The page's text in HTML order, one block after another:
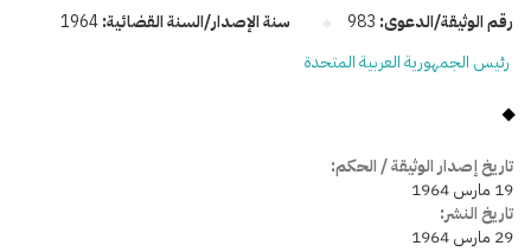
رقم الوثيقة/الدعوى: 983 سنة الإصدار/السنة القضائية:1964
رئيس الجمهورية العربية المتحدة
تاريخ إصدار الوثيقة / الحكم:
19 مارس 1964
تاريخ النشر:
29 مارس 1964